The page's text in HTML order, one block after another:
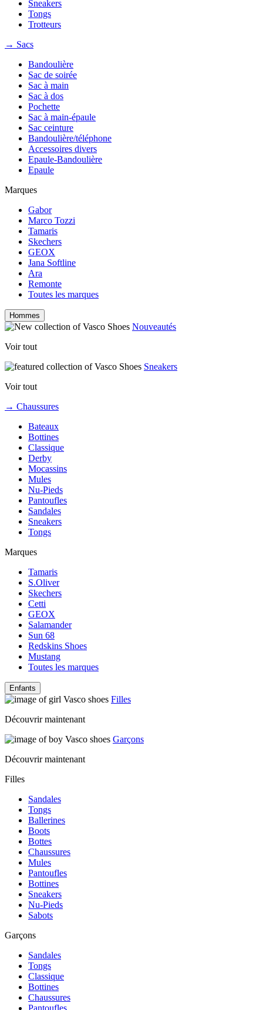
Sneakers
Tongs
Trotteurs
→ Sacs
Bandoulière
Sac de soirée
Sac à main
Sac à dos
Pochette
Sac à main-épaule
Sac ceinture
Bandoulière/téléphone
Accessoires divers
Epaule-Bandoulière
Epaule
Marques
Gabor
Marco Tozzi
Tamaris
Skechers
GEOX
Jana Softline
Ara
Remonte
Toutes les marques
Hommes
Nouveautés
Voir tout
Sneakers
Voir tout
→ Chaussures
Bateaux
Bottines
Classique
Derby
Mocassins
Mules
Nu-Pieds
Pantoufles
Sandales
Sneakers
Tongs
Marques
Tamaris
S.Oliver
Skechers
Cetti
GEOX
Salamander
Sun 68
Redskins Shoes
Mustang
Toutes les marques
Enfants
Filles
Découvrir maintenant
Garçons
Découvrir maintenant
Filles
Sandales
Tongs
Ballerines
Boots
Bottes
Chaussures
Mules
Pantoufles
Bottines
Sneakers
Nu-Pieds
Sabots
Garçons
Sandales
Tongs
Classique
Bottines
Chaussures
Pantoufles